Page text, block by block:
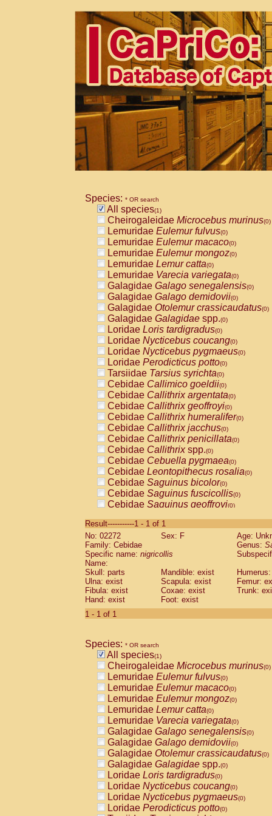
Species: * OR search
All species(1)
Cheirogaleidae Microcebus murinus(0)
Lemuridae Eulemur fulvus(0)
Lemuridae Eulemur macaco(0)
Lemuridae Eulemur mongoz(0)
Lemuridae Lemur catta(0)
Lemuridae Varecia variegata(0)
Galagidae Galago senegalensis(0)
Galagidae Galago demidovii(0)
Galagidae Otolemur crassicaudatus(0)
Galagidae Galagidae spp.(0)
Loridae Loris tardigradus(0)
Loridae Nycticebus coucang(0)
Loridae Nycticebus pygmaeus(0)
Loridae Perodicticus potto(0)
Tarsiidae Tarsius syrichta(0)
Cebidae Callimico goeldii(0)
Cebidae Callithrix argentata(0)
Cebidae Callithrix geoffroyi(0)
Cebidae Callithrix humeralifer(0)
Cebidae Callithrix jacchus(0)
Cebidae Callithrix penicillata(0)
Cebidae Callithrixspp.(0)
Cebidae Cebuella pygmaea(0)
Cebidae Leontopithecus rosalia(0)
Cebidae Saguinus bicolor(0)
Cebidae Saguinus fuscicollis(0)
Cebidae Saguinus geoffroyi(0)
CebidaeSaguinus labiatus(0)
Cebidae Saguinus leucopus (0)
Cebidae
CebidaeSaguinus mystax
Cebidae Saguinus nigricollis (1)
Cebidae Saguinus oedipus
Cebidae Saguinus weddelli
Cebidae Saguinusspp.
Cebidae
CebidaeCebus capucinus
CebidaeCebus nigrivittatus
CebidaeCebus spp.(0)
CebidaeSaimiri boliviensis(0)
CebidaeSaimiri sciureus(0)
AtelidaeAlouatta caraya(0)
AtelidaeAlouatta fusca(0)
AtelidaeAlouatta seniculus(0)
AtelidaeAlouattaspp.(0)
AtelidaeAteles belzebuth(0)
AtelidaeAteles geoffroyi(0)
AtelidaeAteles paniscus(0)
AtelidaeAtelesspp.(0)
AtelidaeLagothrix lagothricha(0)
AtelidaeLagothrix lagothricha cana
PitheciidaeCacajao calvus
Result-----------1 - 1 of 1
No: 02272
Sex: F
Age:
Family: Cebidae
Genus:
Specific name: nigricollis
Name:
Skull: parts
Mandible: exist
Ulna: exist
Scapula: exist
Femur:
Fibula: exist
Coxae: exist
Trunk:
Hand: exist
Foot: exist
1 - 1 of 1
Species: * OR search
All species(1)
Cheirogaleidae Microcebus murinus(0)
Lemuridae Eulemur fulvus(0)
Lemuridae Eulemur macaco(0)
Lemuridae Eulemur mongoz(0)
Lemuridae Lemur catta(0)
Lemuridae Varecia variegata(0)
Galagidae Galago senegalensis(0)
Galagidae Galago demidovii(0)
Galagidae Otolemur crassicaudatus(0)
Galagidae Galagidae spp.(0)
Loridae Loris tardigradus(0)
Loridae Nycticebus coucang(0)
Loridae Nycticebus pygmaeus(0)
Loridae Perodicticus potto(0)